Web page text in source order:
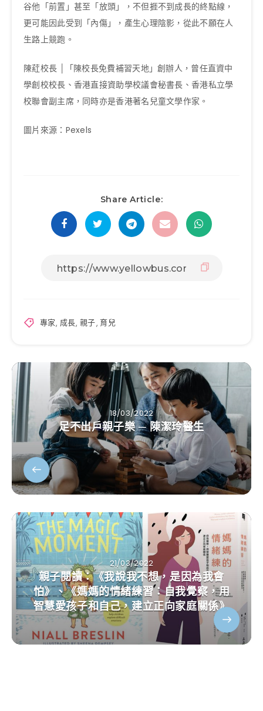
谷他「前置」甚至「放頭」，不但捱不到成長的終點線，
更可能因此受到「內傷」，產生心理陰影，從此不願在人
生路上競跑。
陳葒校長 │「陳校長免費補習天地」創辦人，曾任直資中
學創校校長、香港直接資助學校議會秘書長、香港私立學
校聯會副主席，同時亦是香港著名兒童文學作家。
圖片來源：Pexels
Share Article:
專家, 成長,親子,育兒
18/03/2022
足不出戶親子樂 ─ 陳潔玲醫生
21/03/2022
親子閱讀：《我說我不想，是因為我會
怕》、《媽媽的情緒練習：自我覺察，用
智慧愛孩子和自己，建立正向家庭關係》